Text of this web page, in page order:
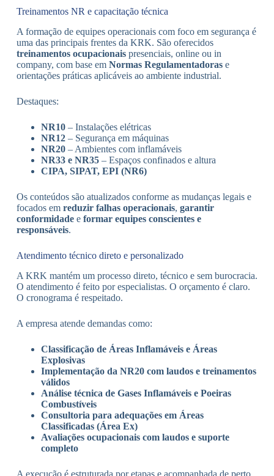
Treinamentos NR e capacitação técnica
A formação de equipes operacionais com foco em segurança é
uma das principais frentes da KRK. São oferecidos
treinamentos ocupacionaispresenciais, online ou in
company, com base em Normas Regulamentadorase
orientações práticas aplicáveis ao ambiente industrial.
Destaques:
NR10– Instalações elétricas
NR12– Segurança em máquinas
NR20– Ambientes com inflamáveis
NR33 e NR35– Espaços confinados e altura
CIPA, SIPAT, EPI (NR6)
Os conteúdos são atualizados conforme as mudanças legais e
focados em reduzir falhas operacionais, garantir
conformidadee formar equipes conscientes e
responsáveis.
Atendimento técnico direto e personalizado
A KRK mantém um processo direto, técnico e sem burocracia.
O atendimento é feito por especialistas. O orçamento é claro.
O cronograma é respeitado.
A empresa atende demandas como:
Classificação de Áreas Inflamáveis e Áreas
Explosivas
Implementação da NR20 com laudos e treinamentos
válidos
Análise técnica de Gases Inflamáveis e Poeiras
Combustíveis
Consultoria para adequações em Áreas
Classificadas (Área Ex)
Avaliações ocupacionais com laudos e suporte
completo
A execução é estruturada por etapas e acompanhada de perto